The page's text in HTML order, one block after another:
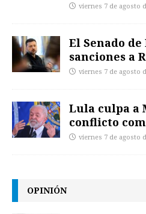
viernes 7 de agosto
El Senado de
sanciones a
viernes 7 de agosto
Lula culpa a
conflicto
viernes 7 de agosto
OPINIÓN